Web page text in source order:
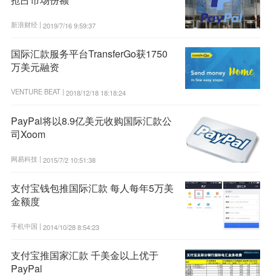
新浪财经 | 2019/7/16 9:59:37
国际汇款服务平台TransferGo获1750
万美元融资
VENTURE BEAT | 2018/12/18 18:18:24
PayPal将以8.9亿美元收购国际汇款公
司Xoom
网易科技 | 2015/7/2 10:51:38
支付宝钱包推国际汇款 每人每年5万美
金额度
手机中国 | 2014/10/28 8:54:23
支付宝推国家汇款 千美金以上优于
PayPal